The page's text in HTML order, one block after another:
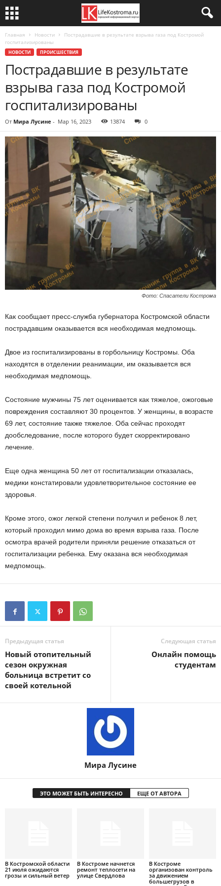
Главная Новости
Пострадавшие в результате взрыва газа под Костромой
госпитализированы
НОВОСТИ ПРОИСШЕСТВИЯ
Пострадавшие в результате
взрыва газа под Костромой
госпитализированы
От Мира Лусине - Мар 16, 2023 13874 0
Фото: Спасатели Кострома
Как сообщает пресс-служба губернатора Костромской области
пострадавшим оказывается вся необходимая медпомощь.
Двое из госпитализированы в горбольницу Костромы. Оба
находятся в отделении реанимации, им оказывается вся
необходимая медпомощь.
Состояние мужчины 75 лет оценивается как тяжелое, ожоговые
повреждения составляют 30 процентов. У женщины, в возрасте
69 лет, состояние также тяжелое. Оба сейчас проходят
дообследование, после которого будет скорректировано
лечение.
Еще одна женщина 50 лет от госпитализации отказалась,
медики констатировали удовлетворительное состояние ее
здоровья.
Кроме этого, ожог легкой степени получил и ребенок 8 лет,
который проходил мимо дома во время взрыва газа. После
осмотра врачей родители приняли решение отказаться от
госпитализации ребенка. Ему оказана вся необходимая
медпомощь.
Предыдущая статья
Новый отопительный
сезон окружная
больница встретит со
своей котельной
Следующая статья
Онлайн помощь
студентам
Мира Лусине
ЭТО МОЖЕТ БЫТЬ ИНТЕРЕСНО ЕЩЕ ОТ АВТОРА
В Костромской области
21 июля ожидаются
грозы и сильный ветер
В Костроме начнется
ремонт теплосети на
улице Свердлова
В Костроме
организован контроль
за движением
большегрузов в